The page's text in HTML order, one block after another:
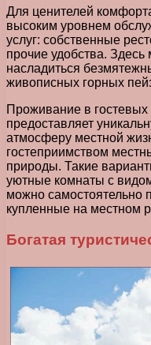
Для ценителей
высоким уровнем
услуг: собственные
прочие удобства.
насладиться
живописных горных
Проживание в гостевых
предоставляет
атмосферу местной
гостеприимством
природы. Такие
уютные комнаты с
можно самостоятельно
купленные на местном
Богатая